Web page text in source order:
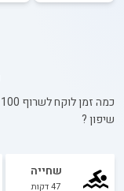
כמה זמן לוקח לשרוף 100 גרם של
שיפון?
שחייה
47דקות